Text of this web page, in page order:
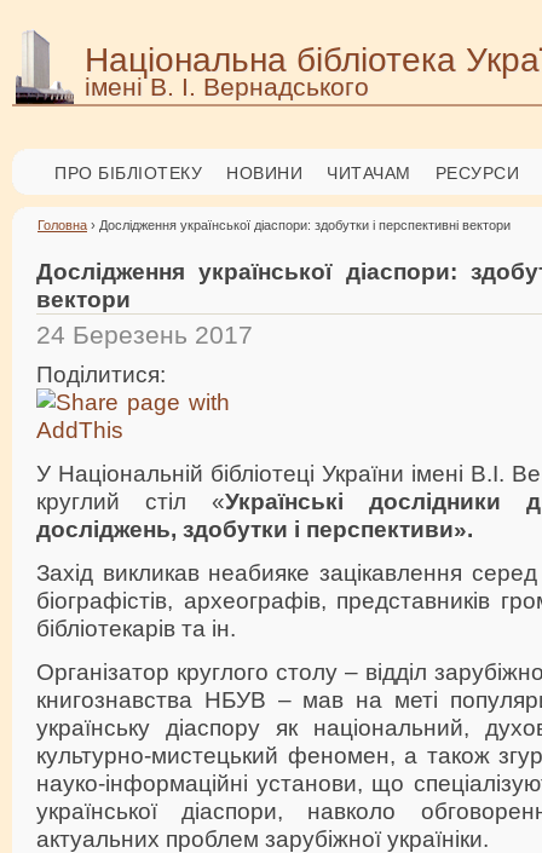
Національна бібліотека
імені В. І. Вернадського
ПРО БІБЛІОТЕКУ НОВИНИ ЧИТАЧАМ РЕСУРСИ
Головна › Дослідження української діаспори: здобутки і перспективні вектори
Дослідження української діаспори:
вектори
24 Березень 2017
Поділитися:
У Національній бібліотеці України імені В.І.
круглий стіл «Українські дослідники
досліджень, здобутки і перспективи».
Захід викликав неабияке зацікавлення серед
біографістів, археографів, представників
бібліотекарів та ін.
Організатор круглого столу – відділ
книгознавства НБУВ – мав на меті
українську діаспору як національний,
культурно-мистецький феномен, а також
науко-інформаційні установи, що
української діаспори, навколо
актуальних проблем зарубіжної україніки.